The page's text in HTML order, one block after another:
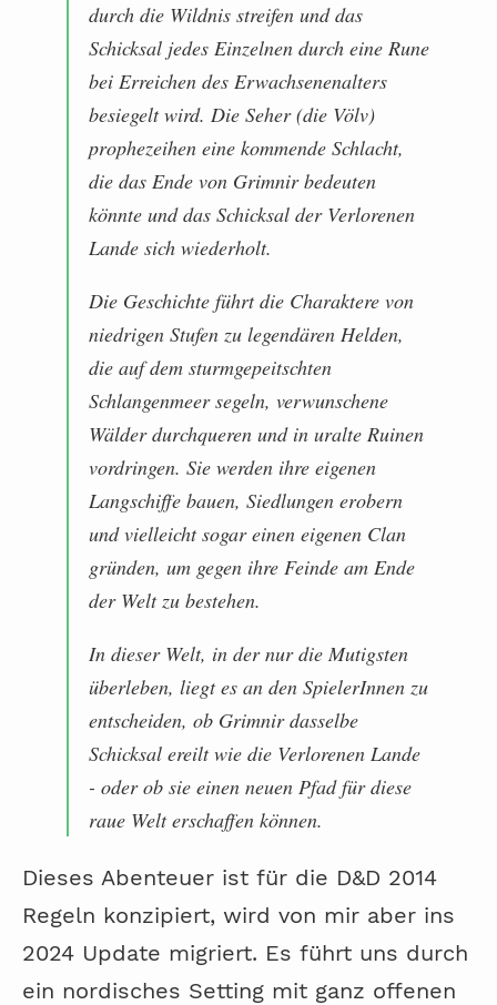
durch die Wildnis streifen und das
Schicksal jedes Einzelnen durch eine Rune
bei Erreichen des Erwachsenenalters
besiegelt wird. Die Seher (die Völv)
prophezeihen eine kommende Schlacht,
die das Ende von Grimnir bedeuten
könnte und das Schicksal der Verlorenen
Lande sich wiederholt.
Die Geschichte führt die Charaktere von
niedrigen Stufen zu legendären Helden,
die auf dem sturmgepeitschten
Schlangenmeer segeln, verwunschene
Wälder durchqueren und in uralte Ruinen
vordringen. Sie werden ihre eigenen
Langschiffe bauen, Siedlungen erobern
und vielleicht sogar einen eigenen Clan
gründen, um gegen ihre Feinde am Ende
der Welt zu bestehen.
In dieser Welt, in der nur die Mutigsten
überleben, liegt es an den SpielerInnen zu
entscheiden, ob Grimnir dasselbe
Schicksal ereilt wie die Verlorenen Lande
- oder ob sie einen neuen Pfad für diese
raue Welt erschaffen können.
Dieses Abenteuer ist für die D&D 2014
Regeln konzipiert, wird von mir aber ins
2024 Update migriert. Es führt uns durch
ein nordisches Setting mit ganz offenen